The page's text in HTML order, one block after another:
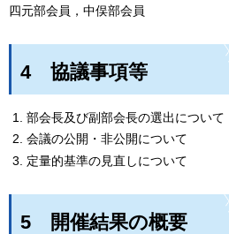
四元部会員，中俣部会員
4 協議事項等
部会長及び副部会長の選出について
会議の公開・非公開について
定量的基準の見直しについて
5 開催結果の概要